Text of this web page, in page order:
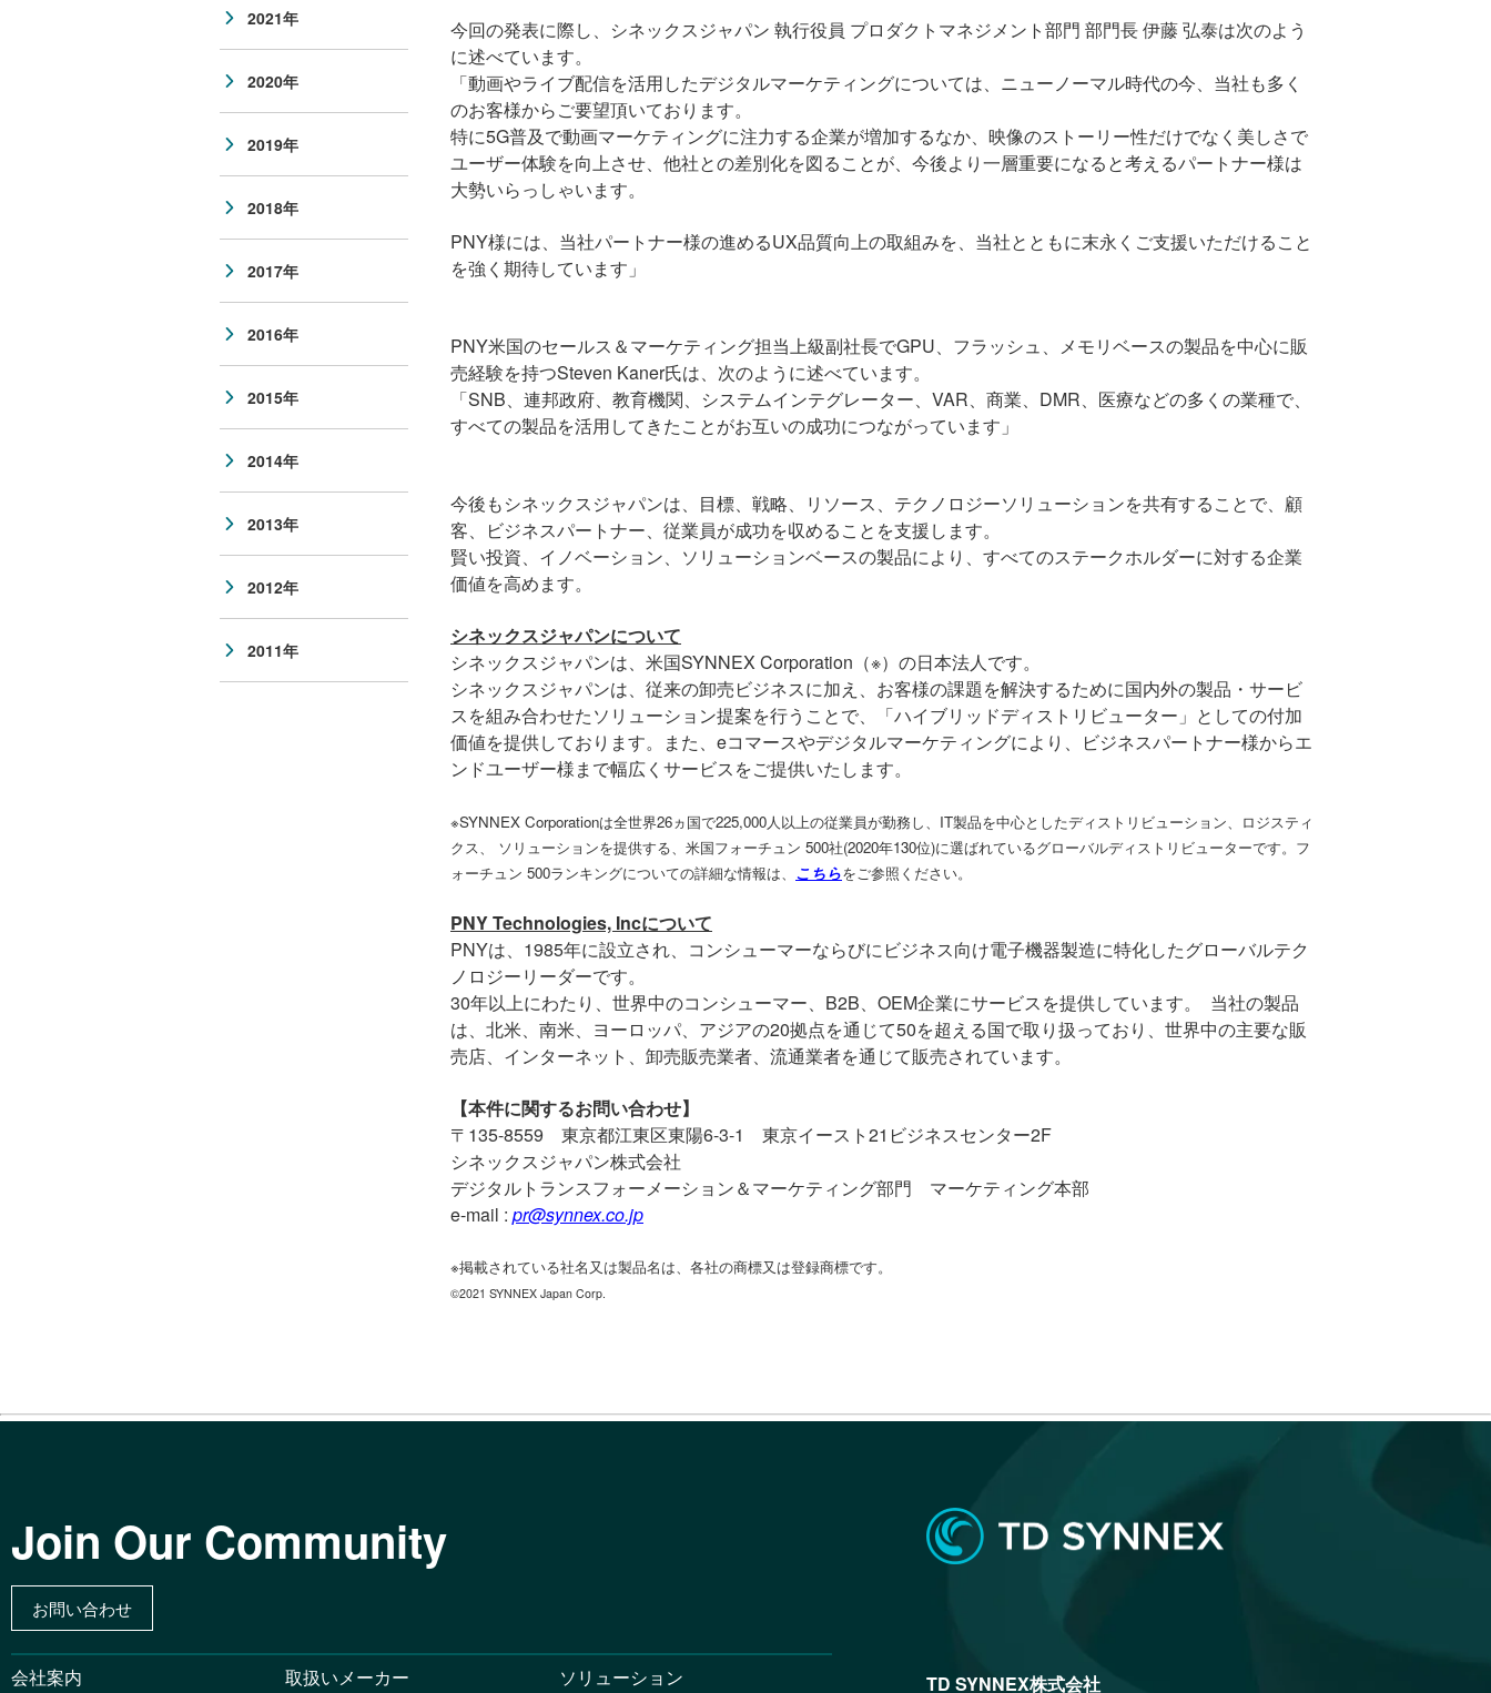
今回の発表に際し、シネックスジャパン 執行役員 プロダクトマネジメント部門 部門長 伊藤 弘泰は次のよう
に述べています。
「動画やライブ配信を活用したデジタルマーケティングについては、ニューノーマル時代の今、当社も多く
のお客様からご要望頂いております。
特に5G普及で動画マーケティングに注力する企業が増加するなか、映像のストーリー性だけでなく美しさで
ユーザー体験を向上させ、他社との差別化を図ることが、今後より一層重要になると考えるパートナー様は
大勢いらっしゃいます。
PNY様には、当社パートナー様の進めるUX品質向上の取組みを、当社とともに末永くご支援いただけること
を強く期待しています」
PNY米国のセールス＆マーケティング担当上級副社長でGPU 、フラッシュ、メモリベースの製品を中心に販
売経験を持つSteven Kaner氏は、次のように述べています。
「SNB、連邦政府、教育機関、システムインテグレーター、 VAR 、商業、 DMR 、医療などの多くの業種で、
すべての製品を活用してきたことがお互いの成功につながっています」
今後もシネックスジャパンは、目標、戦略、リソース、テクノロジーソリューションを共有することで、顧
客、ビジネスパートナー、従業員が成功を収めることを支援します。
賢い投資、イノベーション、ソリューションベースの製品により、すべてのステークホルダーに対する企業
価値を高めます。
シネックスジャパンについて
シネックスジャパンは、米国SYNNEX Corporation （※）の日本法人です。
シネックスジャパンは、従来の卸売ビジネスに加え、お客様の課題を解決するために国内外の製品・サービ
スを組み合わせたソリューション提案を行うことで、「ハイブリッドディストリビューター」としての付加
価値を提供しております。また、 eコマースやデジタルマーケティングにより、ビジネスパートナー様からエ
ンドユーザー様まで幅広くサービスをご提供いたします。
※SYNNEX Corporationは全世界26ヵ国で225,000人以上の従業員が勤務し、IT製品を中心としたディストリビューション、ロジスティ
クス、 ソリューションを提供する、米国フォーチュン 500社(2020年130位)に選ばれているグローバルディストリビューターです。フ
ォーチュン 500ランキングについての詳細な情報は、 こちらをご参照ください。
PNY Technologies, Incについて
PNYは、 1985年に設立され、コンシューマーならびにビジネス向け電子機器製造に特化したグローバルテク
ノロジーリーダーです。
30年以上にわたり、世界中のコンシューマー、 B2B OEM企業にサービスを提供しています。
当社の製品
は、北米、南米、ヨーロッパ、アジアの20拠点を通じて50を超える国で取り扱っており、世界中の主要な販
売店、インターネット、卸売販売業者、流通業者を通じて販売されています。
【本件に関するお問い合わせ】
〒 135-8559 東京都江東区東陽6-3-1 東京イースト21 ビジネスセンター2F
シネックスジャパン株式会社
デジタルトランスフォーメーション＆マーケティング部門 マーケティング本部
e-mail : pr@synnex.co.jp
※掲載されている社名又は製品名は、各社の商標又は登録商標です。
©2021 SYNNEX Japan Corp.
2021年
2020年
2019年
2018年
2017年
2016年
2015年
2014年
2013年
2012年
2011年
Join Our Community
お問い合わせ
会社案内 取扱いメーカー ソリューション TD SYNNEX株式会社